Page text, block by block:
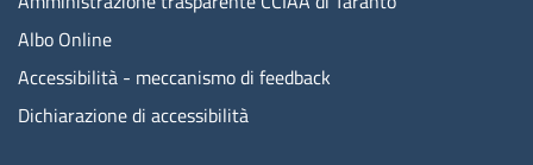
Albo Online
Accessibilità - meccanismo di feedback
Dichiarazione di accessibilità